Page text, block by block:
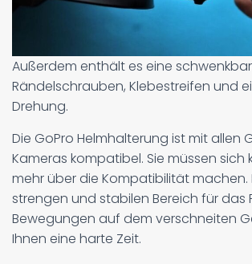
Außerdem enthält es eine
Rändelschrauben, Klebestreifen und
Drehung.
Die GoPro Helmhalterung ist mit allen
Kameras kompatibel. Sie müssen sich
mehr über die Kompatibilität machen.
strengen und stabilen Bereich für das
Bewegungen auf dem verschneiten
Ihnen eine harte Zeit.